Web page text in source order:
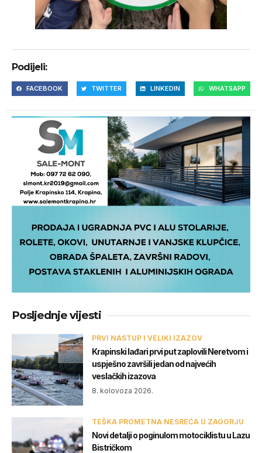
Podijeli:
FACEBOOK TWITTER LINKEDIN WHATSAPP
Posljednje vijesti
PRVI NASTUP I VELIKI IZAZOV
Krapinski lađari prvi put zaplovili Neretvom i
uspješno završili jedan od najvećih
veslačkih izazova
8. kolovoza 2026.
TEŠKA PROMETNA NESREĆA U ZAGORJU
Novi detalji o poginulom motociklistu u Lazu
Bistričkom